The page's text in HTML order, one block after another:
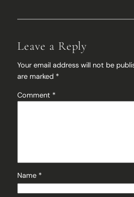
Leave a Reply
Your email address will not be
are marked *
Comment *
Name *